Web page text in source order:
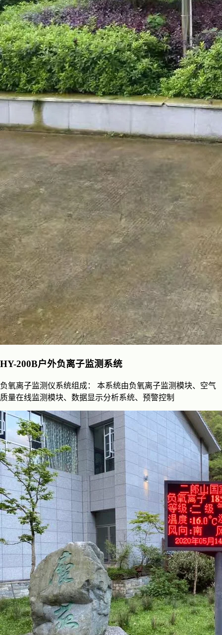
HY-200B户外负离子监测系统
负氧离子监测仪系统组成： 本系统由负氧离子监测模块、空气
质量在线监测模块、数据显示分析系统、预警控制